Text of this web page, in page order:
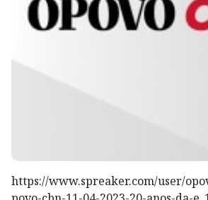
https://www.spreaker.com/user/